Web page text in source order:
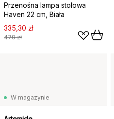
Przenośna lampa stołowa
Haven 22 cm, Biała
335,30 zł
479 zł
W magazynie